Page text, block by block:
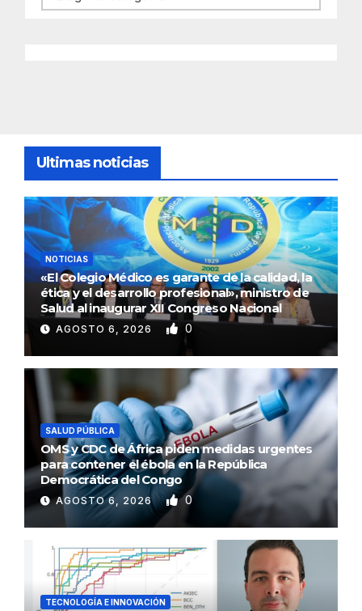
Ultimas noticias
NOTICIAS
«El Colegio Médico es garante de la calidad, la
ética y el desarrollo profesional», ministro de
Salud al inaugurar XII Congreso Nacional
AGOSTO 6, 2026 0
SALUD PÚBLICA
OMS y CDC de África piden medidas urgentes
para contener el ébola en la República
Democrática del Congo
AGOSTO 6, 2026 0
TECNOLOGÍA E INNOVACIÓN